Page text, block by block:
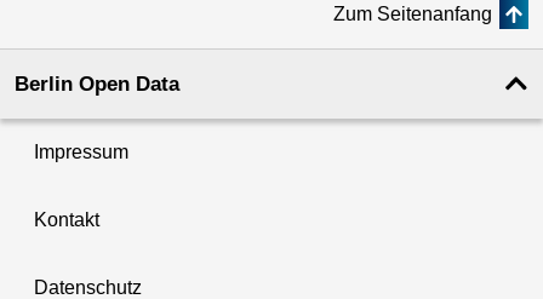
Zum Seitenanfang
Berlin Open Data
Impressum
Kontakt
Datenschutz